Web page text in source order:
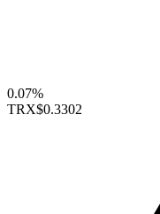
0.07%
TRX$0.3302